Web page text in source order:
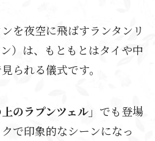
を夜空に飛ばすランタンリ
）は、もともとはタイや中
られる儀式です。
のラプンツェル」 でも登場
で印象的なシーンになっ